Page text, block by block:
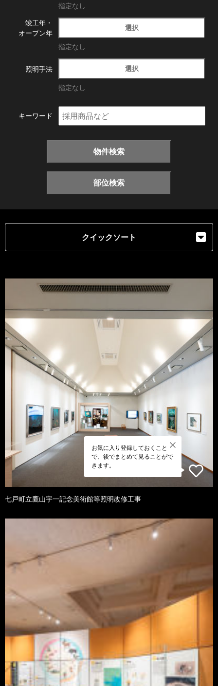
指定なし
竣工年・
オープン年
選択
指定なし
照明手法 選択
指定なし
キーワード
物件検索
部位検索
クイックソート
お気に入り登録しておくこと
で、後でまとめて見ることがで
きます。
七戸町立鷹山宇一記念美術館等照明改修工事